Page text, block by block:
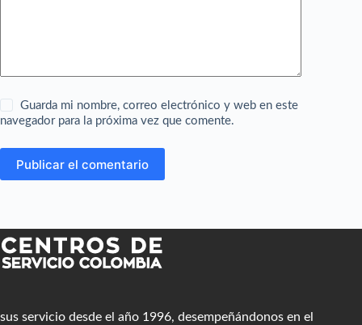
Guarda mi nombre, correo electrónico y web en este
navegador para la próxima vez que comente.
Publicar el comentario
sus servicio desde el año 1996, desempeñándonos en el